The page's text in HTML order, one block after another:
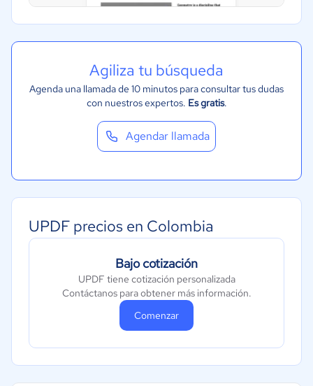
Agiliza tu búsqueda
Agenda una llamada de 10 minutos para consultar tus dudas
con nuestros expertos. Es gratis.
Agendar llamada
UPDF precios en Colombia
Bajo cotización
UPDF tiene cotización personalizada
Contáctanos para obtener más información.
Comenzar